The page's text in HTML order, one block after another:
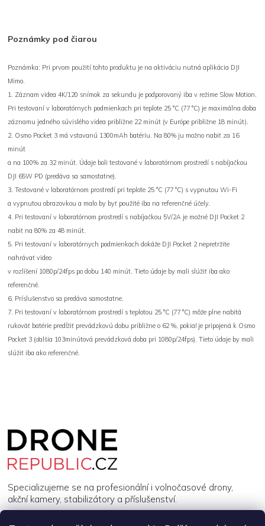
Poznámky pod čiarou
Poznámka: Pri prvom použití tohto produktu je na aktiváciu nutná aplikácia DJI
Mimo.
1. Záznam videa 4K/120 snímok za sekundu je podporovaný iba v režime Slow Motion.
Pri testovaní v laboratórnych podmienkach pri teplote 25 °C (77 °C) je maximálna doba
záznamu jedného súvislého videa približne 22 minút (v Európe približne 18 minút).
2. Osmo Pocket 3 má vstavanú 1300mAh batériu. Na 80% ju možno nabiť za 16
minút
a na 100% za 32 minút. Údaje boli testované v laboratórnom prostredí s nabíjačkou
DJI 65W PD (predáva sa samostatne).
3. Testované v laboratórnom prostredí pri teplote 25 °C (77 °C) s vypnutou Wi-Fi
a vypnutou obrazovkou a malo by byť použité iba na referenčné účely.
4. Pri testovaní v laboratórnom prostredí s nabíjačkou 5V/2A je možné DJI Pocket 2
nabiť na 80% za 48 minút.
5. Pri testovaní v laboratórnych podmienkach dokáže DJI Pocket 2 nepretržite
nahrávať video
v rozlíšení 1080p/24fps po dobu 140 minút. Tieto údaje by mali slúžiť iba ako
referenčné.
6. Príslušenstvo sa predáva samostatne.
7. Pri testovaní v laboratórnom prostredí s teplotou 25 °C (77 °C) môže plne nabitá
rukoväť batérie predĺžiť prevádzkovú dobu približne o 62 %, pokiaľ je pripojená k Osmo
Pocket 3 (ďalšia 103minútová prevádzková doba pri 1080p/24fps). Tieto údaje by mali
slúžiť iba ako referenčné.
Specializujeme se na profesionální i volnočasové drony,
akční kamery, stabilizátory a příslušenství.